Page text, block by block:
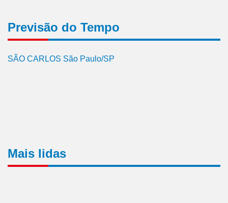
Previsão do Tempo
SÃO CARLOS São Paulo/SP
Mais lidas